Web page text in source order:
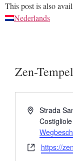
This post is also
Nederlands
Zen-
Adresse
Strada
Webseite
https://